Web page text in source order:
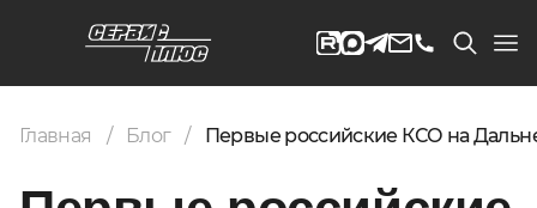
Главная Блог Первые российские КСО на